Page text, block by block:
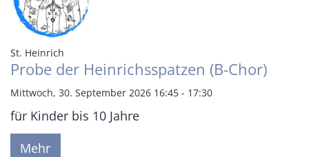
St. Heinrich
Probe der Heinrichsspatzen (B-Chor)
Mittwoch, 30. September 2026 16:45 - 17:30
für Kinder bis 10 Jahre
Mehr